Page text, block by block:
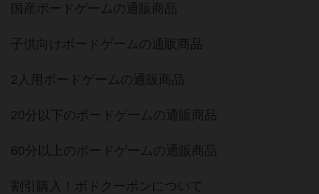
国産ボードゲームの通販商品
子供向けボードゲームの通販商品
2人用ボードゲームの通販商品
20分以下のボードゲームの通販商品
60分以上のボードゲームの通販商品
割引購入！ボドクーポンについて